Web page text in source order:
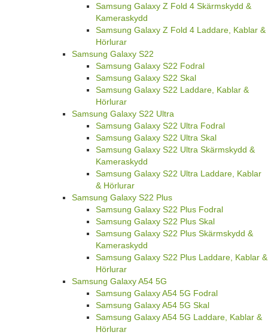
Samsung Galaxy Z Fold 4 Skärmskydd &
Kameraskydd
Samsung Galaxy Z Fold 4 Laddare, Kablar &
Hörlurar
Samsung Galaxy S22
Samsung Galaxy S22 Fodral
Samsung Galaxy S22 Skal
Samsung Galaxy S22 Laddare, Kablar &
Hörlurar
Samsung Galaxy S22 Ultra
Samsung Galaxy S22 Ultra Fodral
Samsung Galaxy S22 Ultra Skal
Samsung Galaxy S22 Ultra Skärmskydd &
Kameraskydd
Samsung Galaxy S22 Ultra Laddare, Kablar
& Hörlurar
Samsung Galaxy S22 Plus
Samsung Galaxy S22 Plus Fodral
Samsung Galaxy S22 Plus Skal
Samsung Galaxy S22 Plus Skärmskydd &
Kameraskydd
Samsung Galaxy S22 Plus Laddare, Kablar &
Hörlurar
Samsung Galaxy A54 5G
Samsung Galaxy A54 5G Fodral
Samsung Galaxy A54 5G Skal
Samsung Galaxy A54 5G Laddare, Kablar &
Hörlurar